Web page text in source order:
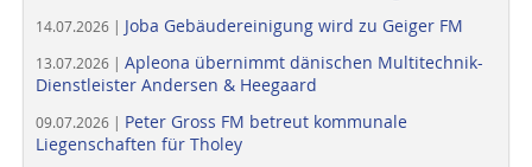
14.07.2026 | Joba Gebäudereinigung wird zu Geiger FM
13.07.2026 | Apleona übernimmt dänischen Multitechnik-
Dienstleister Andersen & Heegaard
09.07.2026 | Peter Gross FM betreut kommunale
Liegenschaften für Tholey